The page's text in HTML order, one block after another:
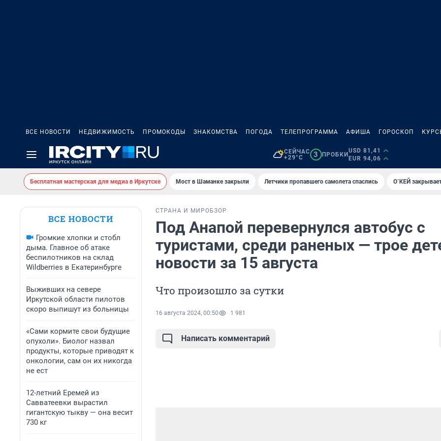
ВСЕ НОВОСТИ НЕДВИЖИМОСТЬ ПРОМОКОДЫ ЗНАКОМСТВА ПОГОДА ТЕЛЕПРОГРАММА АФИША ГОРОСКОП
СЕЙЧАС
+29°C
3 ПРОБКИ
USD 81,41
EUR 94,06
Бесплатная мастерская для медиа в Иркутске Мост в Шаманке закрыли Летчики пропавшего самолета спаслись О`КЕЙ
ВСЕ НОВОСТИ
Громкие хлопки и стобл
дыма. Главное об атаке
беспилотников на склад
Wildberries в Екатеринбурге
Выживших на севере
Иркутской области пилотов
скоро выпишут из больницы
«Сами кормите свои будущие
опухоли». Биолог назвал
продукты, которые приводят к
онкологии, сам он их никогда
не ест
12-летний Еремей из
Савватеевки вырастил
гигантскую тыкву — она весит
730 кг
СТРАНА И МИРОБЗОР
Под Анапой перевернулся автобус с
туристами, среди раненых — трое
новости за 15 августа
Что произошло за сутки
16 августа 2024, 00:50 1 981
Написать комментарий